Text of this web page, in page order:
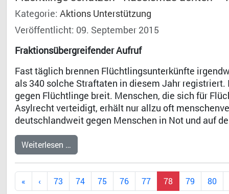
Kategorie: Aktions Unterstützung
Veröffentlicht: 09. September 2015
Fraktionsübergreifender Aufruf
Fast täglich brennen Flüchtlingsunterkünfte
als 340 solche Straftaten in diesem Jahr
gegen Flüchtlinge breit. Menschen, die sich für
Asylrecht verteidigt, erhält nur allzu oft
deutschlandweit gegen Menschen in Not und auf
Weiterlesen …
73 74 75 76 77 78 79 80